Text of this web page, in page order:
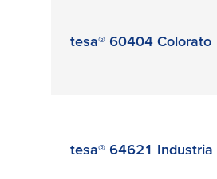
tesa® 60404 Colorato
tesa® 64621 Industria